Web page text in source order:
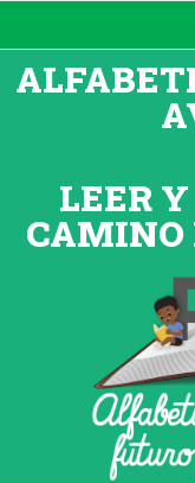
DE
LEER
CAMINO